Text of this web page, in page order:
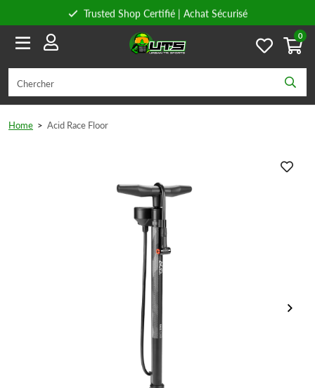
Trusted Shop Certifié | Achat Sécurisé
Conseils personnels
0
Home > Acid Race Floor